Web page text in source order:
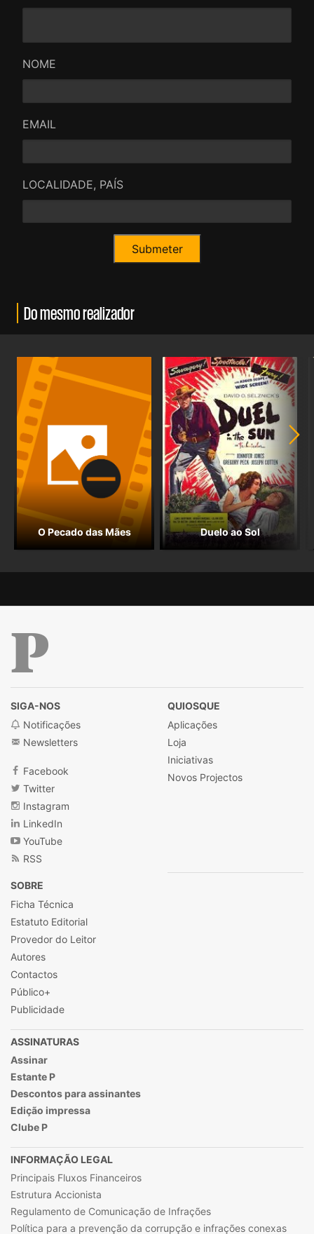
NOME
EMAIL
LOCALIDADE, PAÍS
Do mesmo realizador
O Pecado das Mães Duelo ao Sol
SIGA-NOS
Notificações
Newsletters
Facebook
Twitter
Instagram
LinkedIn
YouTube
RSS
QUIOSQUE
Aplicações
Loja
Iniciativas
Novos Projectos
SOBRE
Ficha Técnica
Estatuto Editorial
Provedor do Leitor
Autores
Contactos
Público+
Publicidade
ASSINATURAS
Assinar
Estante P
Descontos para assinantes
Edição impressa
Clube P
INFORMAÇÃO LEGAL
Principais Fluxos Financeiros
Estrutura Accionista
Regulamento de Comunicação de Infrações
Política para a prevenção da corrupção e infrações conexas